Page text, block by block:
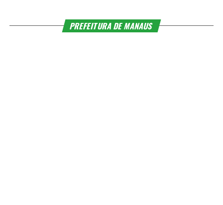
PREFEITURA DE MANAUS